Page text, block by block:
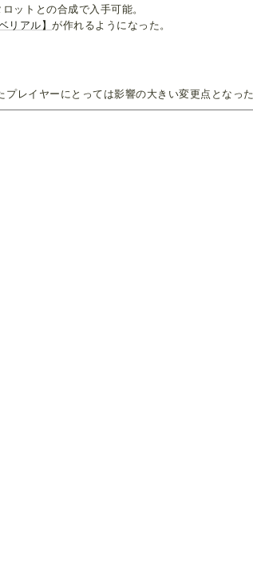
ットとの合成で入手可能。
ベリアル】が作れるようになった。
プレイヤーにとっては影響の大きい変更点となった